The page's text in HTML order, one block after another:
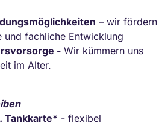
– wir fördern
und fachliche Entwicklung
- Wir kümmern uns
im Alter.
Tankkarte* - flexibel